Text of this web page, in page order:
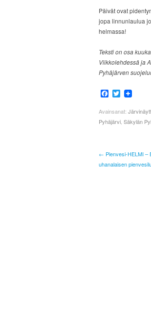
Päivät ovat
jopa linnunlaulua
helmassa!
Teksti on osa
Viikkolehdessä ja
Pyhäjärven
Facebook
Twitter
Avainsanat:
Pyhäjärvi Säkylän
← Pienvesi-HELMI –
uhanalaisen